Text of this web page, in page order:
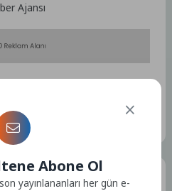
Ajansı
bulunamadı.
Tüm Yazılar
Abone Ol
yayınlananları her gün e-